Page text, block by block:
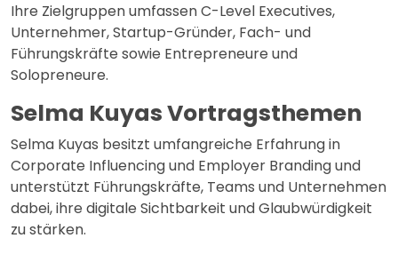
Ihre Zielgruppen umfassen C-Level Executives,
Unternehmer, Startup-Gründer, Fach- und
Führungskräfte sowie Entrepreneure und
Solopreneure.
Selma Kuyas Vortragsthemen
Selma Kuyas besitzt umfangreiche Erfahrung in
Corporate Influencing und Employer Branding und
unterstützt Führungskräfte, Teams und Unternehmen
dabei, ihre digitale Sichtbarkeit und Glaubwürdigkeit
zu stärken.